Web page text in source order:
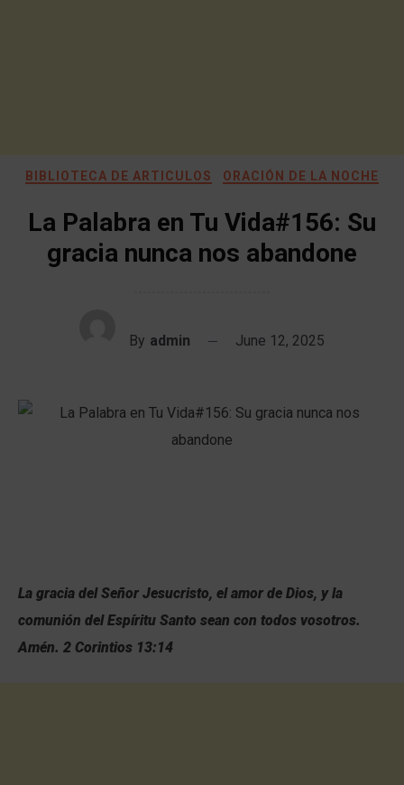
BIBLIOTECA DE ARTICULOS ORACIÓN DE LA NOCHE
La Palabra en Tu Vida#156: Su
gracia nunca nos abandone
By admin June 12, 2025
La gracia del Señor Jesucristo, el amor de Dios, y la
comunión del Espíritu Santo sean con todos vosotros.
Amén. 2 Corintios 13:14